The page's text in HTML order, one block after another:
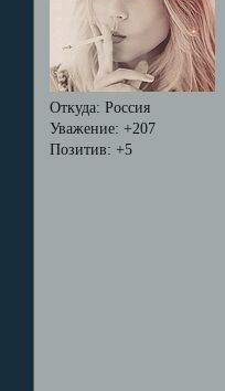
Откуда: Россия
Уважение: +207
Позитив: +5